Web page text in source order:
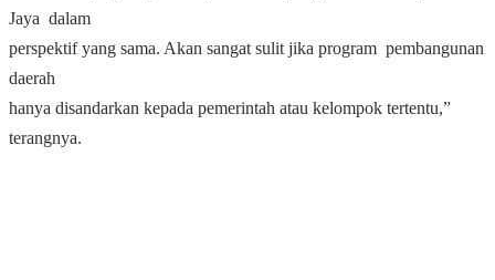
Jaya dalam
perspektif yang sama. Akan sangat sulit jika program pembangunan
daerah
hanya disandarkan kepada pemerintah atau kelompok tertentu,”
terangnya.